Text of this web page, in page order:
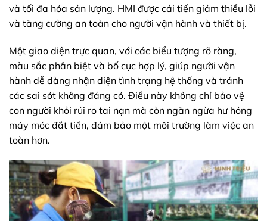
và tối đa hóa sản lượng. HMI được cải tiến giảm thiểu lỗi
và tăng cường an toàn cho người vận hành và thiết bị.
Một giao diện trực quan, với các biểu tượng rõ ràng,
màu sắc phân biệt và bố cục hợp lý, giúp người vận
hành dễ dàng nhận diện tình trạng hệ thống và tránh
các sai sót không đáng có. Điều này không chỉ bảo vệ
con người khỏi rủi ro tai nạn mà còn ngăn ngừa hư hỏng
máy móc đắt tiền, đảm bảo một môi trường làm việc an
toàn hơn.